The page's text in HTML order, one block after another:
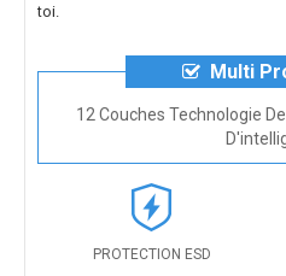
toi.
Multi
12 Couches Technologie
PROTECTION ESD